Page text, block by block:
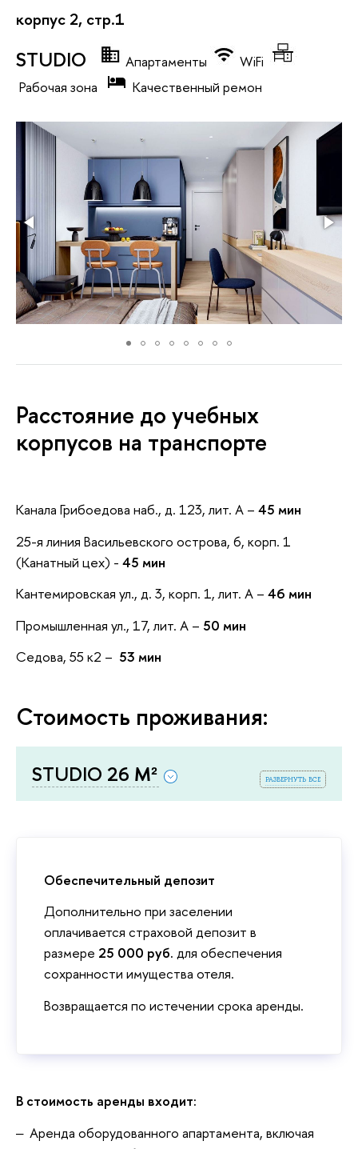
корпус 2, стр.1
STUDIO Апартаменты
WiFi
Рабочая зона
Качественный ремон
Расстояние до учебных
корпусов на транспорте
Канала Грибоедова наб., д. 123, лит. А – 45 мин
25-я линия Васильевского острова, 6, корп. 1
(Канатный цех) - 45 мин
Кантемировская ул., д. 3, корп. 1, лит. А – 46 мин
Промышленная ул., 17, лит. А – 50 мин
Седова, 55 к2 – 53 мин
Стоимость проживания:
развернуть все
STUDIO 26 М²
Обеспечительный депозит
Дополнительно при заселении
оплачивается страховой депозит в
размере 25 000 руб. для обеспечения
сохранности имущества отеля.
Возвращается по истечении срока аренды.
В стоимость аренды входит:
‒ Аренда оборудованного апартамента, включая